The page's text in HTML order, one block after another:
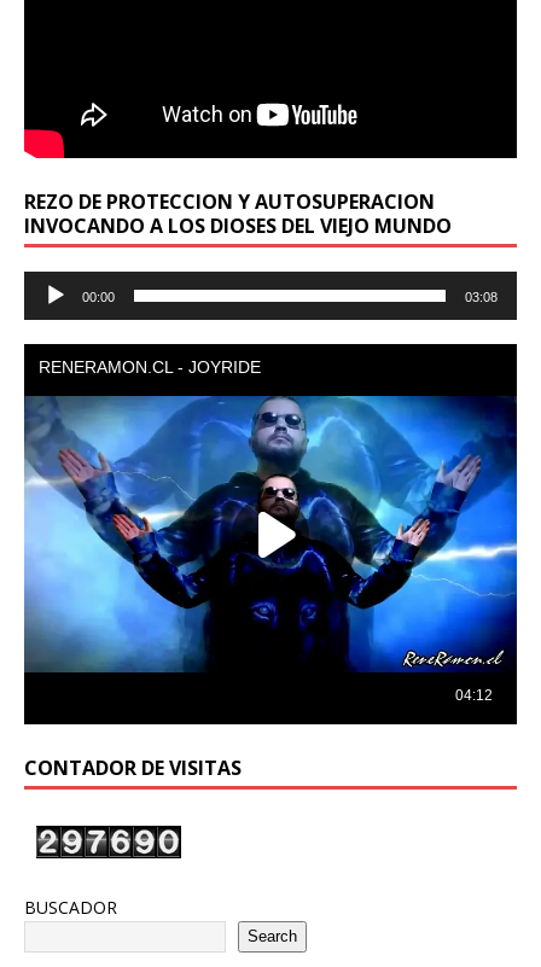
REZO DE PROTECCION Y AUTOSUPERACION
INVOCANDO A LOS DIOSES DEL VIEJO MUNDO
Reproductor
00:00 03:08
CONTADOR DE VISITAS
BUSCADOR
Search